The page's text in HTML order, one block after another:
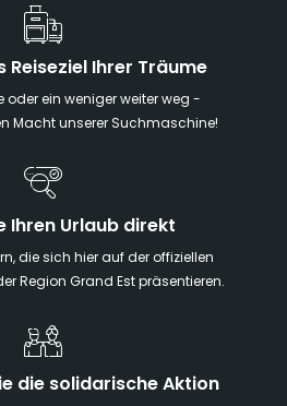
Reiseziel Ihrer Träume
oder ein weniger weiter weg -
Macht unserer Suchmaschine!
Ihren Urlaub direkt
die sich hier auf der offiziellen
Region Grand Est präsentieren.
die solidarische Aktion